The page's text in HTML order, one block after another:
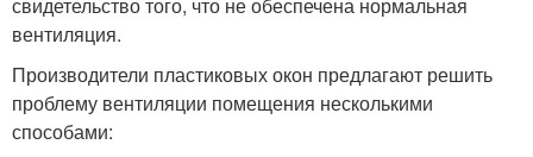
свидетельство того, что не обеспечена нормальная
вентиляция.
Производители пластиковых окон предлагают решить
проблему вентиляции помещения несколькими
способами: